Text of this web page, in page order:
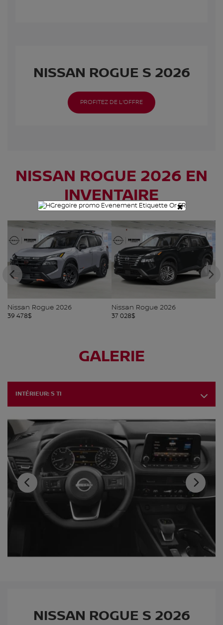
NISSAN ROGUE 2026 EN
INVENTAIRE
Nissan Rogue 2026
39 478$
Nissan Rogue 2026
37 028$
GALERIE
INTÉRIEUR: S TI
NISSAN ROGUE S 2026
NISSAN ROGUE S 2026
PROFITEZ DE L'OFFRE
×